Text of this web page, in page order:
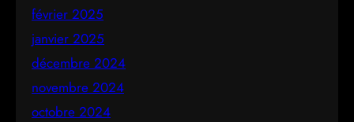
février 2025
janvier 2025
décembre 2024
novembre 2024
octobre 2024